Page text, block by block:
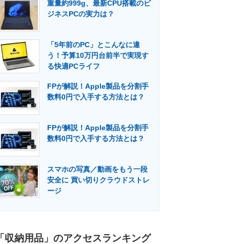
用を支援
ディア 建設×テクノロジーの最前線
重量約999g、最新CPU搭載のビ
ジネスPCの実力は？
「5年前のPC」とこんなに違
う！予算10万円台前半で実現す
る快適PCライフ
FPが解説！Apple製品を分割手
数料0円で入手する方法とは？
FPが解説！Apple製品を分割手
数料0円で入手する方法とは？
スマホの写真／動画をもう一段
安全に 買い切りクラウドストレ
ージ
「収納用品」のアクセスランキング